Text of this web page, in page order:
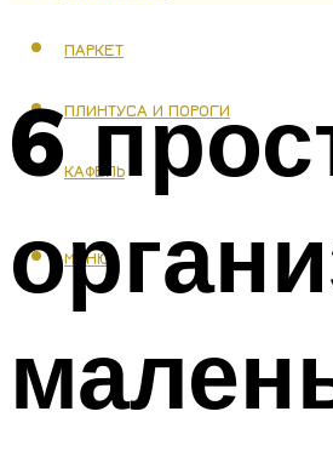
ПАРКЕТ
ПЛИНТУСА И ПОРОГИ
КАФЕЛЬ
МЕНЮ
6